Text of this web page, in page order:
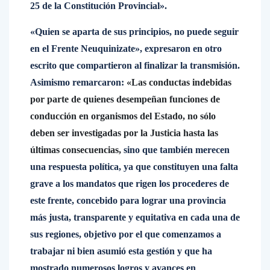
25 de la Constitución Provincial».
«Quien se aparta de sus principios, no puede seguir
en el Frente Neuquinizate», expresaron en otro
escrito que compartieron al finalizar la transmisión.
Asimismo remarcaron: «Las conductas indebidas
por parte de quienes desempeñan funciones de
conducción en organismos del Estado, no sólo
deben ser investigadas por la Justicia hasta las
últimas consecuencias, sino que también merecen
una respuesta política, ya que constituyen una falta
grave a los mandatos que rigen los procederes de
este frente, concebido para lograr una provincia
más justa, transparente y equitativa en cada una de
sus regiones, objetivo por el que comenzamos a
trabajar ni bien asumió esta gestión y que ha